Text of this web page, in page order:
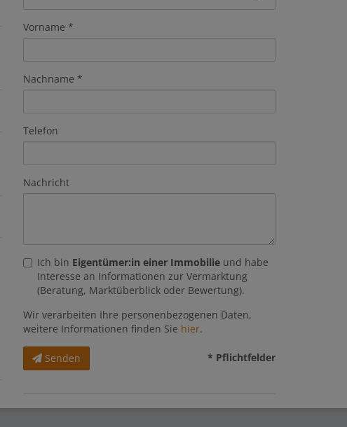
Vorname
Nachname
Telefon
Nachricht
Ich bin Eigentümer:in einer Immobilie und habe
Interesse an Informationen zur Vermarktung
(Beratung, Marktüberblick oder Bewertung).
Wir verarbeiten Ihre personenbezogenen Daten,
weitere Informationen finden Sie hier.
Senden * Pflichtfelder